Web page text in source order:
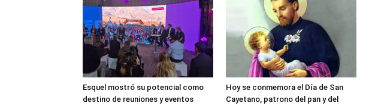
Esquel mostró su potencial como
destino de reuniones y eventos
Hoy se conmemora el Día de San
Cayetano, patrono del pan y del